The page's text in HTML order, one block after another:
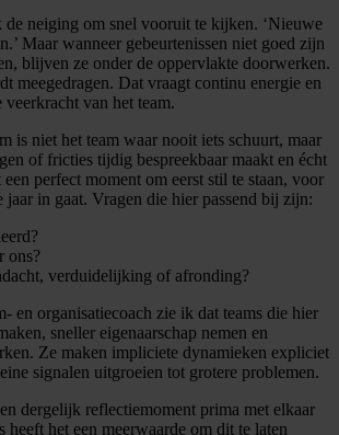
de neiging om snel vooruit te kijken. ‘Nieuwe
Maar wanneer gebeurtenissen niet goed zijn
blijven ze onder de oppervlakte doorwerken.
meegedragen. Dat vraagt continu energie en
veerkracht van het team.
is niet het team waar nooit iets schuurt, maar
of fricties tijdig bespreekbaar maakt en écht
perfect moment om eerst stil te staan, voor
jaar in gaat. Vragen die hier passend bij zijn:
ons?
verduidelijking of afronding?
en organisatiecoach zie ik dat teams die hier
sneller eigenaarschap nemen en
Ze maken impliciete dynamieken expliciet
signalen uitgroeien tot grotere problemen.
dergelijk reflectiemoment prima met elkaar
heeft het een meerwaarde om dit te laten